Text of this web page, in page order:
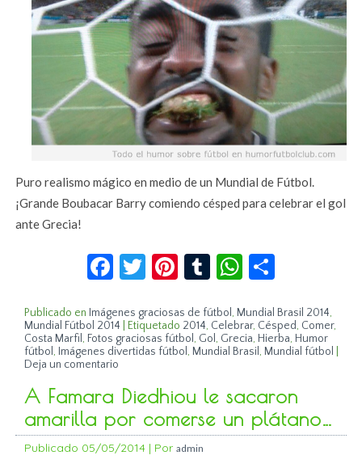
Puro realismo mágico en medio de un Mundial de Fútbol.
¡Grande Boubacar Barry comiendo césped para celebrar el gol
ante Grecia!
Facebook
Twitter
Pinterest
TumblrWhatsApp
Publicado en Imágenes graciosas de fútbol , Mundial Brasil 2014,
Mundial Fútbol 2014
Etiquetado 2014, Celebrar, Césped, Comer,
Costa Marfil , Fotos graciosas fútbol , Gol , Grecia, Hierba, Humor
fútbol , Imágenes divertidas fútbol , Mundial Brasil , Mundial fútbol
Deja un comentario
A Famara Diedhiou le sacaron
amarilla por comerse un plátano…
Publicado 05/05/2014 | Por admin